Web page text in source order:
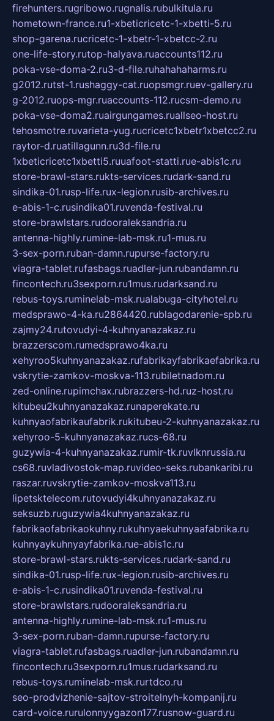
firehunters.rugribowo.rugnalis.rubulkitula.ru
hometown-france.ru1-xbeticricetc-1-xbetti-5.ru
shop-garena.rucricetc-1-xbetr-1-xbetcc-2.ru
one-life-story.rutop-halyava.ruaccounts112.ru
poka-vse-doma-2.ru3-d-file.ruhahahaharms.ru
g2012.rutst-1.rushaggy-cat.ruopsmgr.ruev-gallery.ru
g-2012.ruops-mgr.ruaccounts-112.rucsm-demo.ru
poka-vse-doma2.ruairgungames.ruallseo-host.ru
tehosmotre.ruvarieta-yug.rucricetc1xbetr1xbetcc2.ru
raytor-d.ruatillagunn.ru3d-file.ru
1xbeticricetc1xbetti5.ruuafoot-statti.rue-abis1c.ru
store-brawl-stars.rukts-services.rudark-sand.ru
sindika-01.rusp-life.rux-legion.rusib-archives.ru
e-abis-1-c.rusindika01.ruvenda-festival.ru
store-brawlstars.rudooraleksandria.ru
antenna-highly.rumine-lab-msk.ru1-mus.ru
3-sex-porn.ruban-damn.rupurse-factory.ru
viagra-tablet.rufasbags.ruadler-jun.rubandamn.ru
fincontech.ru3sexporn.ru1mus.rudarksand.ru
rebus-toys.ruminelab-msk.rualabuga-cityhotel.ru
medsprawo-4-ka.ru2864420.rublagodarenie-spb.ru
zajmy24.rutovudyi-4-kuhnyanazakaz.ru
brazzerscom.rumedsprawo4ka.ru
xehyroo5kuhnyanazakaz.rufabrikayfabrikaefabrika.ru
vskrytie-zamkov-moskva-113.rubiletnadom.ru
zed-online.rupimchax.rubrazzers-hd.ruz-host.ru
kitubeu2kuhnyanazakaz.runaperekate.ru
kuhnyaofabrikaufabrik.rukitubeu-2-kuhnyanazakaz.ru
xehyroo-5-kuhnyanazakaz.rucs-68.ru
guzywia-4-kuhnyanazakaz.rumir-tk.ruvlknrussia.ru
cs68.ruvladivostok-map.ruvideo-seks.rubankaribi.ru
raszar.ruvskrytie-zamkov-moskva113.ru
lipetsktelecom.rutovudyi4kuhnyanazakaz.ru
seksuzb.ruguzywia4kuhnyanazakaz.ru
fabrikaofabrikaokuhny.rukuhnyaekuhnyaafabrika.ru
kuhnyaykuhnyayfabrika.rue-abis1c.ru
store-brawl-stars.rukts-services.rudark-sand.ru
sindika-01.rusp-life.rux-legion.rusib-archives.ru
e-abis-1-c.rusindika01.ruvenda-festival.ru
store-brawlstars.rudooraleksandria.ru
antenna-highly.rumine-lab-msk.ru1-mus.ru
3-sex-porn.ruban-damn.rupurse-factory.ru
viagra-tablet.rufasbags.ruadler-jun.rubandamn.ru
fincontech.ru3sexporn.ru1mus.rudarksand.ru
rebus-toys.ruminelab-msk.rurtdco.ru
seo-prodvizhenie-sajtov-stroitelnyh-kompanij.ru
card-voice.rurulonnyygazon177.rusnow-guard.ru